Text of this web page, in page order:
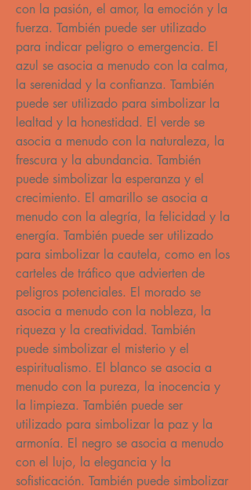
con la pasión, el amor, la emoción y la
fuerza. También puede ser utilizado
para indicar peligro o emergencia. El
azul se asocia a menudo con la calma,
la serenidad y la confianza. También
puede ser utilizado para simbolizar la
lealtad y la honestidad. El verde se
asocia a menudo con la naturaleza, la
frescura y la abundancia. También
puede simbolizar la esperanza y el
crecimiento. El amarillo se asocia a
menudo con la alegría, la felicidad y la
energía. También puede ser utilizado
para simbolizar la cautela, como en los
carteles de tráfico que advierten de
peligros potenciales. El morado se
asocia a menudo con la nobleza, la
riqueza y la creatividad. También
puede simbolizar el misterio y el
espiritualismo. El blanco se asocia a
menudo con la pureza, la inocencia y
la limpieza. También puede ser
utilizado para simbolizar la paz y la
armonía. El negro se asocia a menudo
con el lujo, la elegancia y la
sofisticación. También puede simbolizar